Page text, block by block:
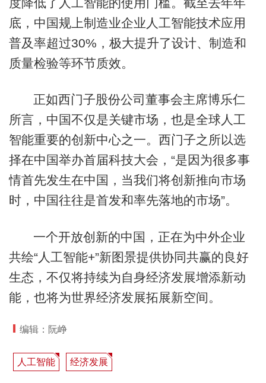
底，中国规上制造业企业人工智能技术应用
普及率超过30%，极大提升了设计、制造和
质量检验等环节质效。
正如西门子股份公司董事会主席博乐仁
所言，中国不仅是关键市场，也是全球人工
智能重要的创新中心之一。西门子之所以选
择在中国举办首届科技大会，“是因为很多事
情首先发生在中国，当我们将创新推向市场
时，中国往往是首发和率先落地的市场”。
一个开放创新的中国，正在为中外企业
共绘“人工智能+”新图景提供协同共赢的良好
生态，不仅将持续为自身经济发展增添新动
能，也将为世界经济发展拓展新空间。
编辑：阮峥
人工智能 经济发展